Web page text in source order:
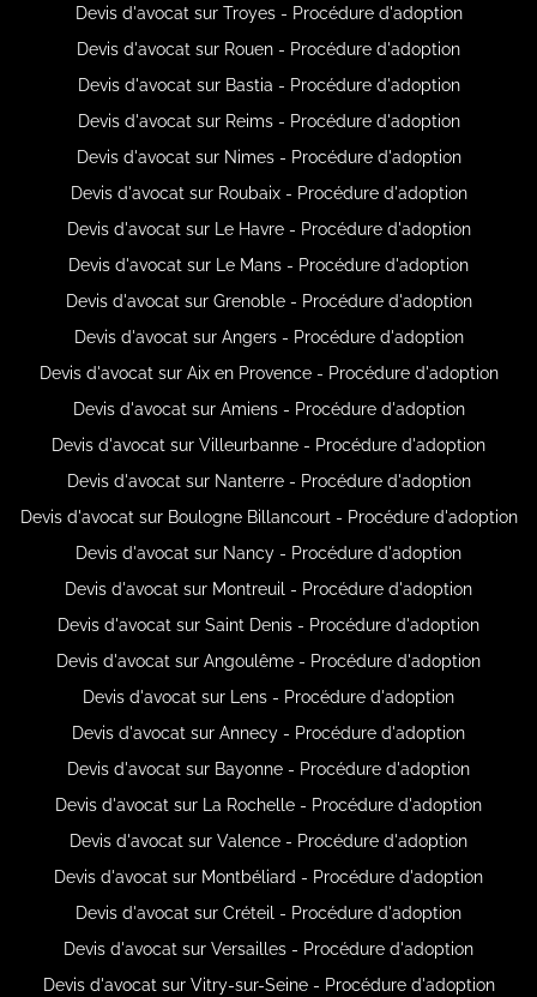
Devis d'avocat sur Troyes - Procédure d'adoption
Devis d'avocat sur Rouen - Procédure d'adoption
Devis d'avocat sur Bastia - Procédure d'adoption
Devis d'avocat sur Reims - Procédure d'adoption
Devis d'avocat sur Nimes - Procédure d'adoption
Devis d'avocat sur Roubaix - Procédure d'adoption
Devis d'avocat sur Le Havre - Procédure d'adoption
Devis d'avocat sur Le Mans - Procédure d'adoption
Devis d'avocat sur Grenoble - Procédure d'adoption
Devis d'avocat sur Angers - Procédure d'adoption
Devis d'avocat sur Aix en Provence - Procédure d'adoption
Devis d'avocat sur Amiens - Procédure d'adoption
Devis d'avocat sur Villeurbanne - Procédure d'adoption
Devis d'avocat sur Nanterre - Procédure d'adoption
Devis d'avocat sur Boulogne Billancourt - Procédure d'adoption
Devis d'avocat sur Nancy - Procédure d'adoption
Devis d'avocat sur Montreuil - Procédure d'adoption
Devis d'avocat sur Saint Denis - Procédure d'adoption
Devis d'avocat sur Angoulême - Procédure d'adoption
Devis d'avocat sur Lens - Procédure d'adoption
Devis d'avocat sur Annecy - Procédure d'adoption
Devis d'avocat sur Bayonne - Procédure d'adoption
Devis d'avocat sur La Rochelle - Procédure d'adoption
Devis d'avocat sur Valence - Procédure d'adoption
Devis d'avocat sur Montbéliard - Procédure d'adoption
Devis d'avocat sur Créteil - Procédure d'adoption
Devis d'avocat sur Versailles - Procédure d'adoption
Devis d'avocat sur Vitry-sur-Seine - Procédure d'adoption